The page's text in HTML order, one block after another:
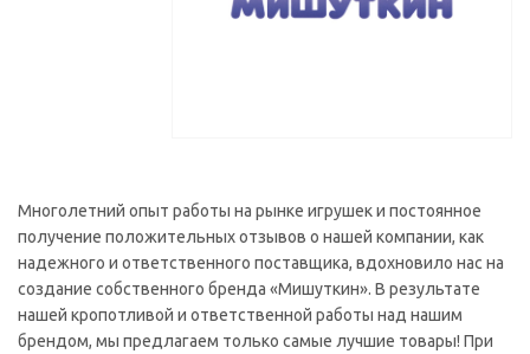
Многолетний опыт работы на рынке игрушек и постоянное
получение положительных отзывов о нашей компании, как
надежного и ответственного поставщика, вдохновило нас на
создание собственного бренда «Мишуткин». В результате
нашей кропотливой и ответственной работы над нашим
брендом, мы предлагаем только самые лучшие товары! При